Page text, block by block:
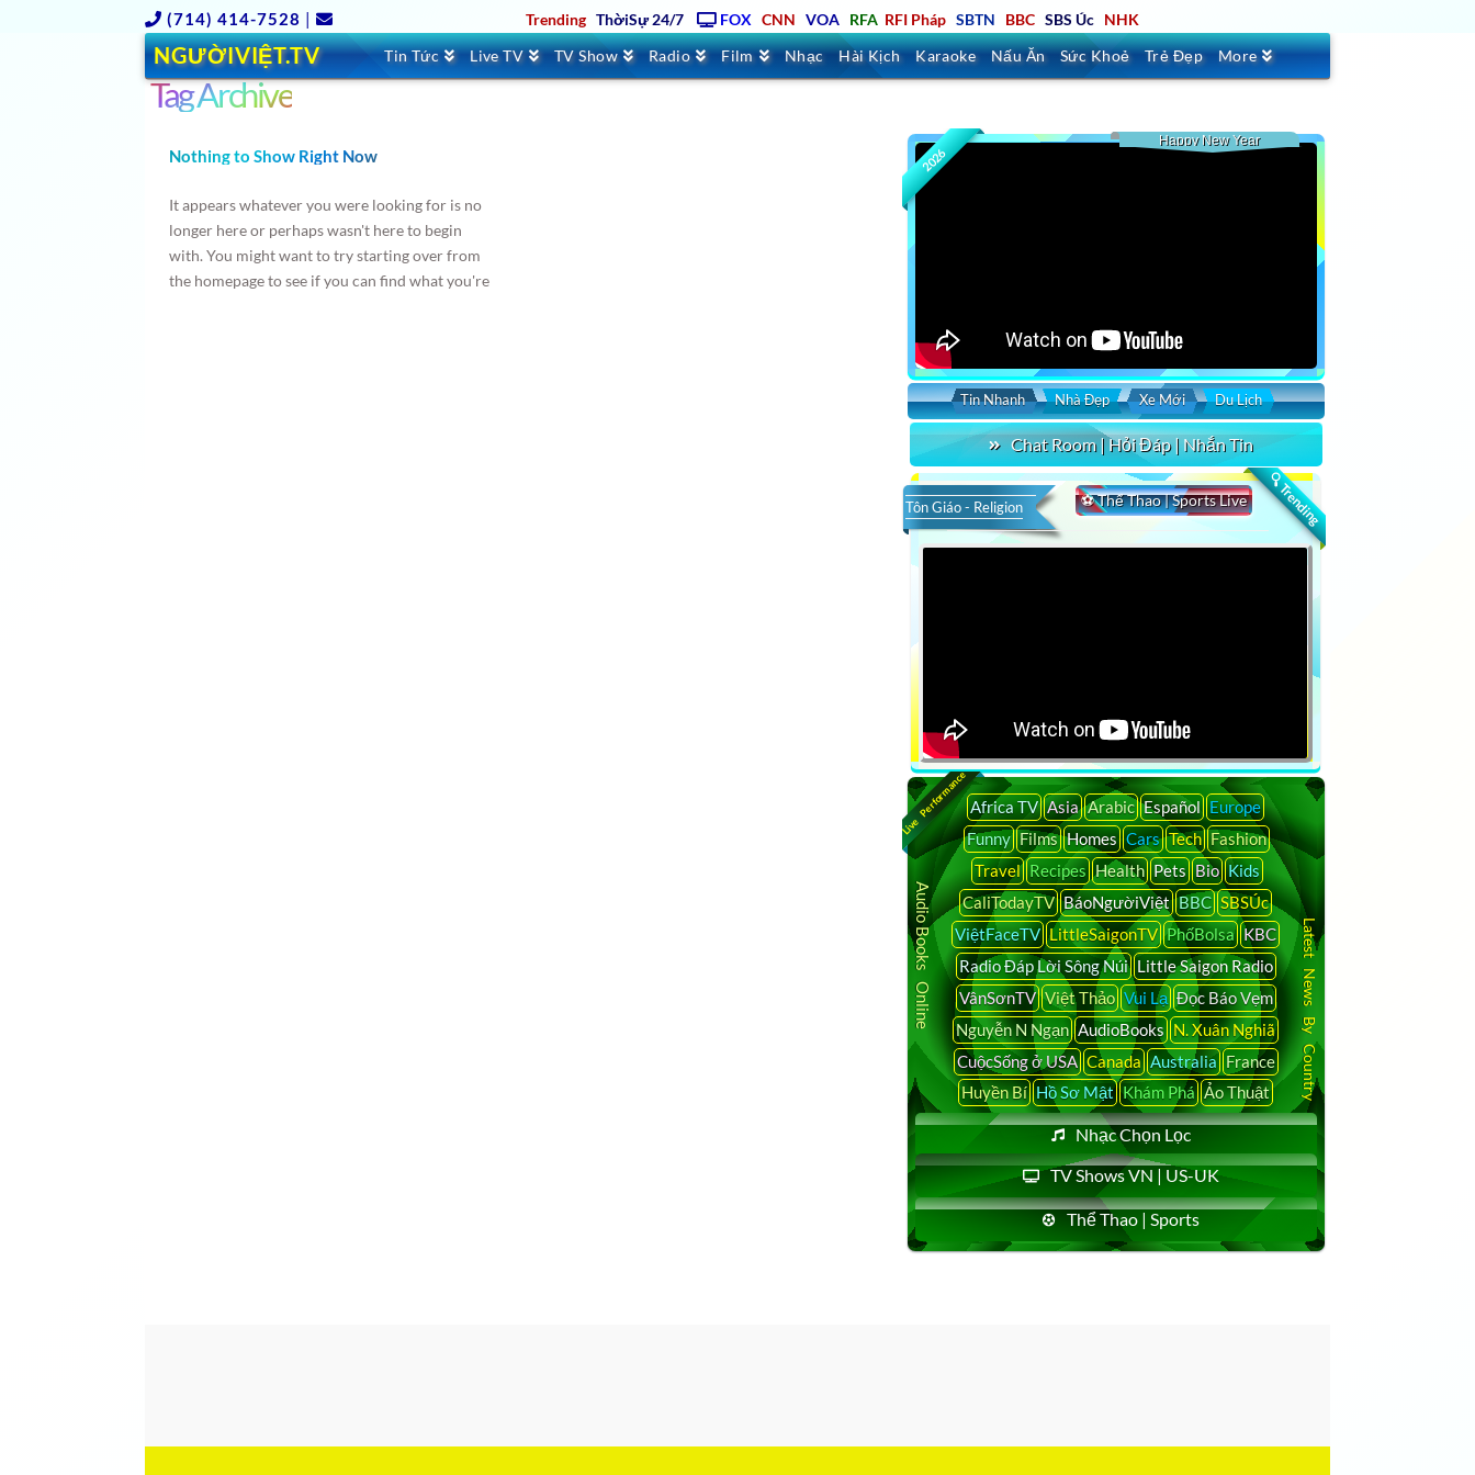
(714) 414-7528 | Trending ThờiSự 24/7 FOX CNN VOA RFA RFI Pháp SBTN BBC SBS Úc NHK
NGƯỜIVIỆT.TV Tin Tức Live TV TV Show Radio Film Nhạc Hài Kịch Karaoke Nấu Ăn Sức Khoẻ Trẻ Đẹp More
Tag Archive
Nothing to Show Right Now
It appears whatever you were looking for is no
longer here or perhaps wasn't here to begin
with. You might want to try starting over from
the homepage to see if you can find what you're
2026
Happy New Year
Tin Nhanh Nhà Đẹp Xe Mới Du Lịch
Chat Room | Hỏi Đáp | Nhắn Tin
🔍 Trending
⚽ Thể Thao | Sports Live
Tôn Giáo - Religion
Live PerformanceAfrica TV Asia Arabic Español Europe
Funny Films Homes Cars Tech Fashion
Travel Recipes Health Pets Bio Kids
CaliTodayTV BáoNgườiViệt BBC SBSÚc
ViệtFaceTV LittleSaigonTV PhốBolsa KBC
Radio Đáp Lời Sông Núi Little Saigon Radio
VânSơnTV Việt Thảo Vui Lạ Đọc Báo Vẹm
Nguyễn N Ngạn AudioBooks N. Xuân Nghiã
CuộcSống ở USA Canada Australia France
Huyền Bí Hồ Sơ Mật Khám Phá Ảo Thuật
Nhạc Chọn Lọc
TV Shows VN | US-UK
Thể Thao | Sports
Audio Books Online Latest News By Country